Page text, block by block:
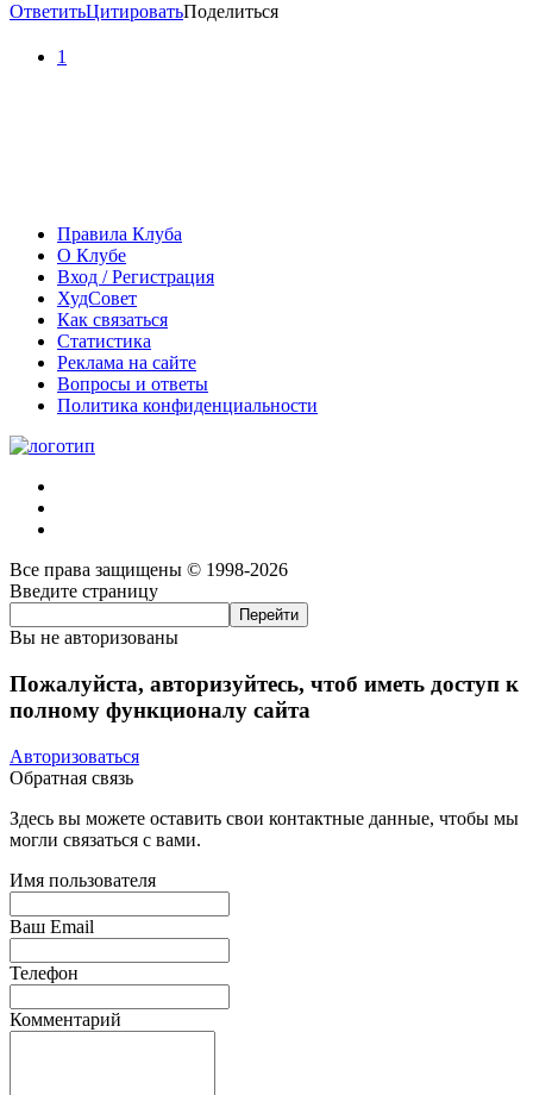
ОтветитьЦитироватьПоделиться
1
Правила Клуба
О Клубе
Вход / Регистрация
ХудСовет
Как связаться
Статистика
Реклама на сайте
Вопросы и ответы
Политика конфиденциальности
Все права защищены © 1998-2026
Введите страницу
Вы не авторизованы
Пожалуйста, авторизуйтесь, чтоб иметь доступ к
полному функционалу сайта
Авторизоваться
Обратная связь
Здесь вы можете оставить свои контактные данные, чтобы мы
могли связаться с вами.
Имя пользователя
Ваш Email
Телефон
Комментарий